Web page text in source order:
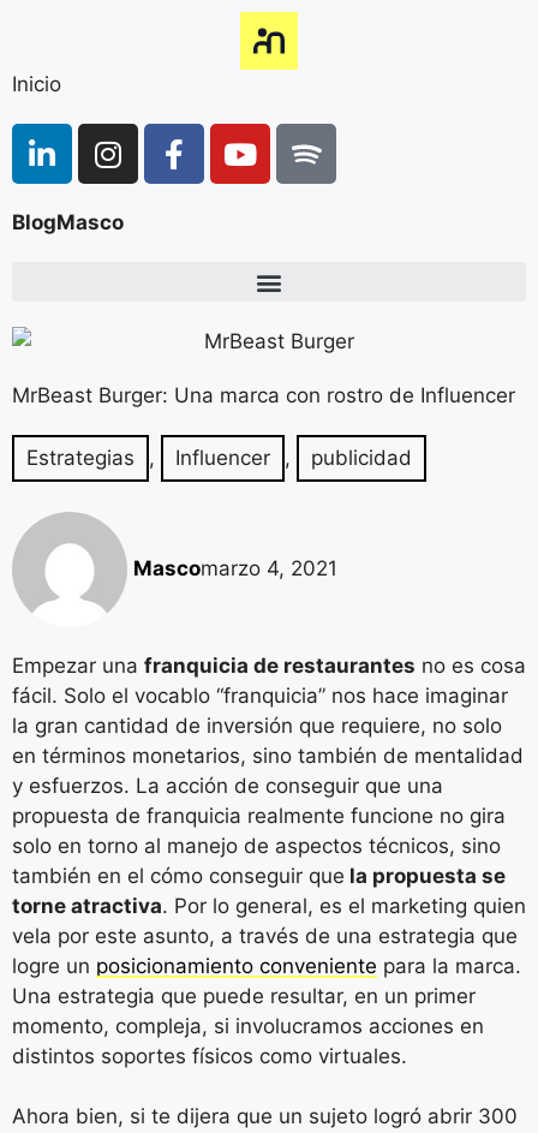
Inicio
BlogMasco
MrBeast Burger: Una marca con rostro de Influencer
Estrategias , Influencer , publicidad
Mascomarzo 4, 2021
Empezar una franquicia de restaurantes no es cosa
fácil. Solo el vocablo “franquicia” nos hace imaginar
la gran cantidad de inversión que requiere, no solo
en términos monetarios, sino también de mentalidad
y esfuerzos. La acción de conseguir que una
propuesta de franquicia realmente funcione no gira
solo en torno al manejo de aspectos técnicos, sino
también en el cómo conseguir que la propuesta se
torne atractiva. Por lo general, es el marketing quien
vela por este asunto, a través de una estrategia que
logre un posicionamiento conveniente para la marca.
Una estrategia que puede resultar, en un primer
momento, compleja, si involucramos acciones en
distintos soportes físicos como virtuales.
Ahora bien, si te dijera que un sujeto logró abrir 300